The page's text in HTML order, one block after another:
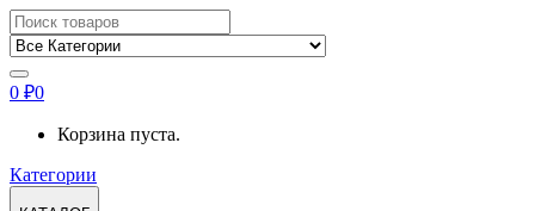
Найти:
0 ₽0
Корзина пуста.
Категории